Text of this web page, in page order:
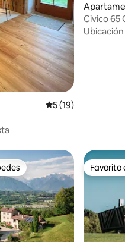
Calificación
5 (19)
Civico 65
Ubicación
preferido Favorito
Favorito